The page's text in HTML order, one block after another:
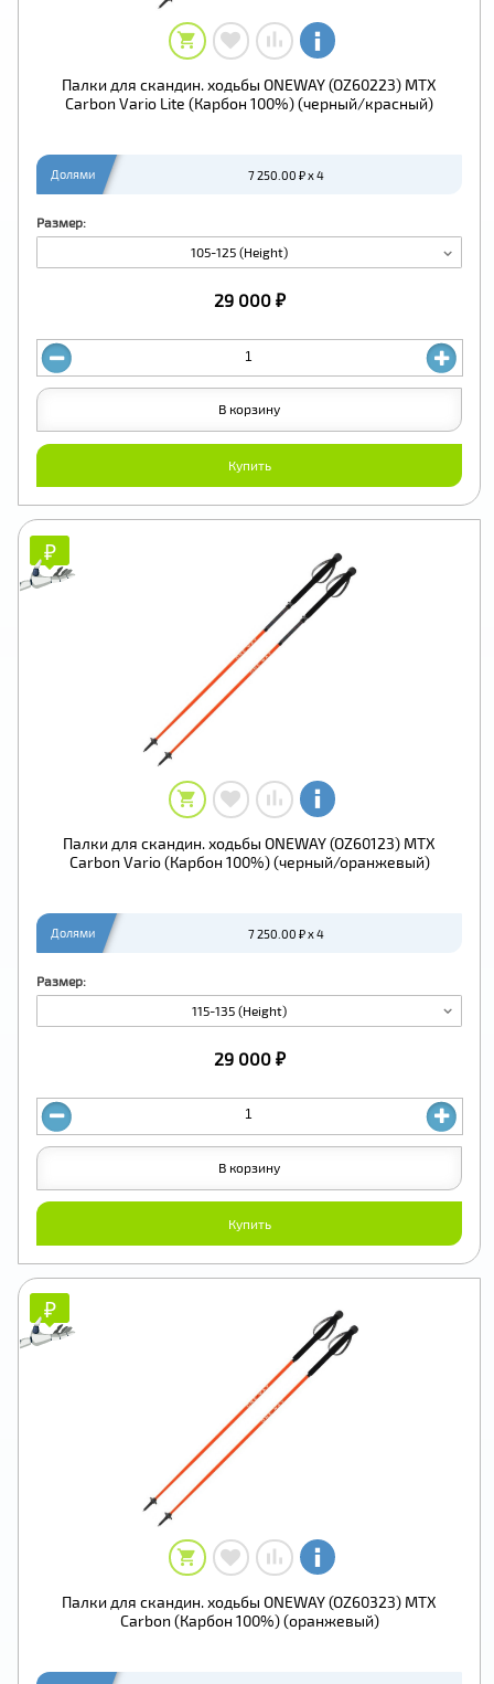
Палки для скандин. ходьбы ONEWAY (OZ60223) MTX
Carbon Vario Lite (Карбон 100%) (черный/красный)
Долями 7 250.00 ₽ x 4
Размер:
105-125 (Height)
29 000 ₽
Купить
В корзину
₽
₽
Палки для скандин. ходьбы ONEWAY (OZ60123) MTX
Carbon Vario (Карбон 100%) (черный/оранжевый)
Долями 7 250.00 ₽ x 4
Размер:
115-135 (Height)
29 000 ₽
Купить
В корзину
₽
₽
Палки для скандин. ходьбы ONEWAY (OZ60323) MTX
Carbon (Карбон 100%) (оранжевый)